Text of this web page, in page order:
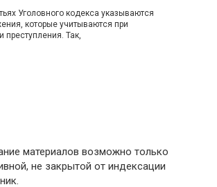
Уголовного кодекса указываются
которые учитываются при
преступления. Так,
материалов возможно только
не закрытой от индексации